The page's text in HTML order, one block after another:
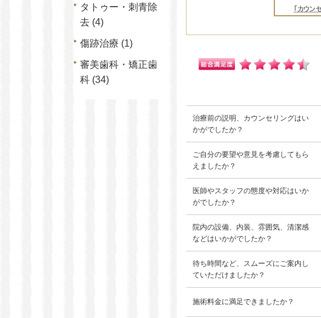
タトゥー・刺青除
去 (4)
傷跡治療 (1)
審美歯科・矯正歯
科 (34)
治療前の説明、カウンセリングはい
かがでしたか？
ご自分の要望や意見を考慮してもら
えましたか？
医師やスタッフの態度や対応はいか
がでしたか？
院内の設備、内装、雰囲気、清潔感
などはいかがでしたか？
待ち時間など、スムーズにご案内し
ていただけましたか？
施術料金に満足できましたか？